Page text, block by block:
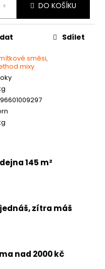
DO KOŠÍKU
směsi,
mixy
Sdílet
145 m²
zítra máš
nad 2000 kč